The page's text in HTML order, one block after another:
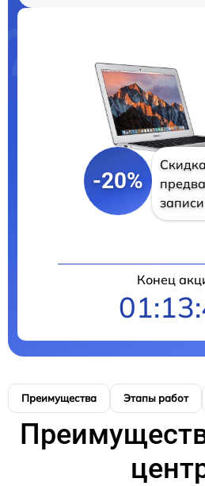
-20%
Конец
Преимущества Этапы работ